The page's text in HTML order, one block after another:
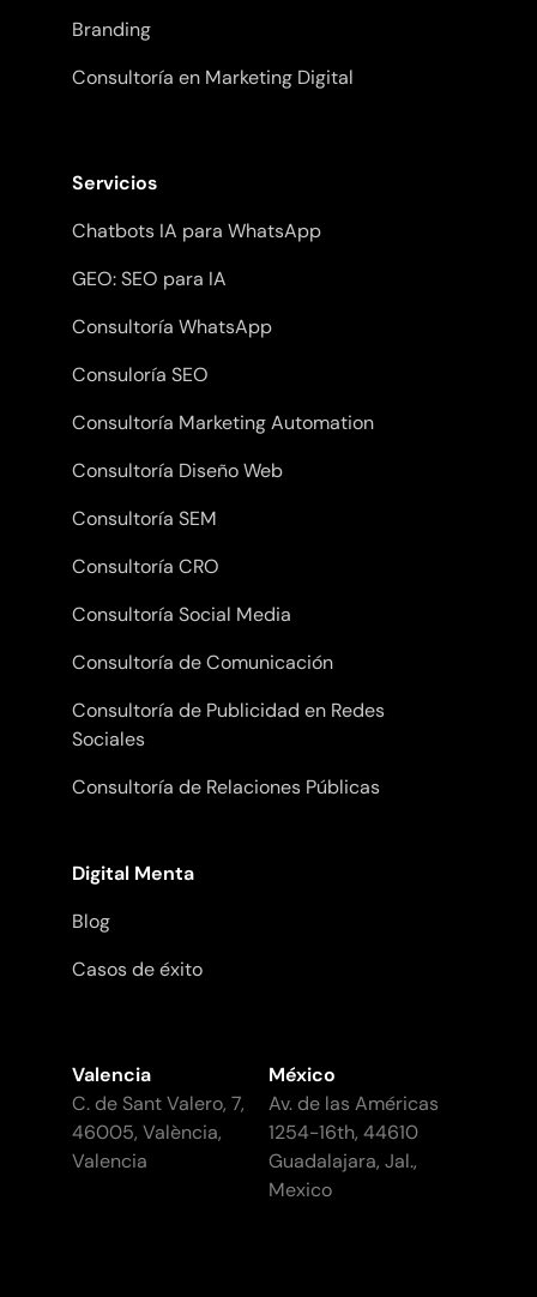
Branding
Consultoría en Marketing Digital
Servicios
Chatbots IA para WhatsApp
GEO: SEO para IA
Consultoría WhatsApp
Consuloría SEO
Consultoría Marketing Automation
Consultoría Diseño Web
Consultoría SEM
Consultoría CRO
Consultoría Social Media
Consultoría de Comunicación
Consultoría de Publicidad en Redes
Sociales
Consultoría de Relaciones Públicas
Digital Menta
Blog
Casos de éxito
Valencia
C. de Sant Valero, 7,
46005, València,
Valencia
México
Av. de las Américas
1254-16th, 44610
Guadalajara, Jal.,
Mexico